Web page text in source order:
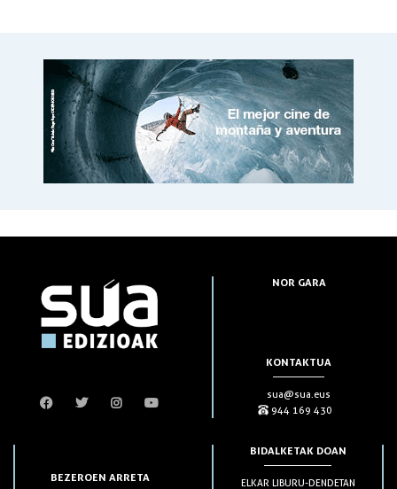
NOR GARA
KONTAKTUA
sua@sua.eus
944 169 430
BEZEROEN ARRETA
BIDALKETAK DOAN
ELKAR LIBURU-DENDETAN